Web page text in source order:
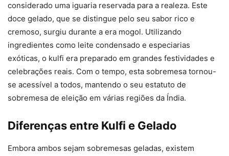
considerado uma iguaria reservada para a realeza. Este
doce gelado, que se distingue pelo seu sabor rico e
cremoso, surgiu durante a era mogol. Utilizando
ingredientes como leite condensado e especiarias
exóticas, o kulfi era preparado em grandes festividades e
celebrações reais. Com o tempo, esta sobremesa tornou-
se acessível a todos, mantendo o seu estatuto de
sobremesa de eleição em várias regiões da Índia.
Diferenças entre Kulfi e Gelado
Embora ambos sejam sobremesas geladas, existem